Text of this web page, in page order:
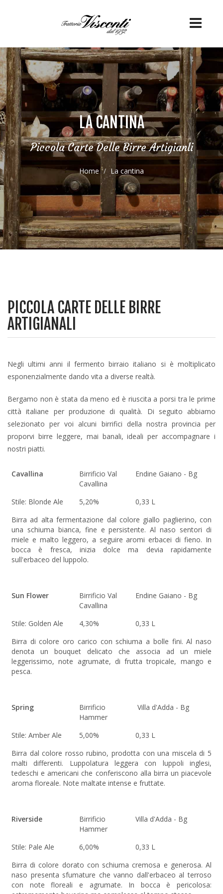
LA CANTINA
Piccola Carte Delle Birre Artigianli
Home La cantina
PICCOLA CARTE DELLE BIRRE
ARTIGIANALI
Negli ultimi anni il fermento birraio italiano si è moltiplicato
esponenzialmente dando vita a diverse realtà.
Bergamo non è stata da meno ed è riuscita a porsi tra le prime
città italiane per produzione di qualità. Di seguito abbiamo
selezionato per voi alcuni birrifici della nostra provincia per
proporvi birre leggere, mai banali, ideali per accompagnare i
nostri piatti.
Cavallina
Birrificio Val
Cavallina
Endine Gaiano - Bg
Stile: Blonde Ale 5,20%
0,33 L
Birra ad alta fermentazione dal colore giallo paglierino, con
una schiuma bianca, fine e persistente. Al naso sentori di
miele e malto leggero, a seguire aromi erbacei di fieno. In
bocca è fresca, inizia dolce ma devia rapidamente
sull'erbaceo del luppolo.
Sun Flower
Birrificio Val
Cavallina
Endine Gaiano - Bg
Stile: Golden Ale 4,30%
0,33 L
Birra di colore oro carico con schiuma a bolle fini. Al naso
denota un bouquet delicato che associa ad un miele
leggerissimo, note agrumate, di frutta tropicale, mango e
pesca.
Spring
Birrificio
Hammer
Villa d'Adda - Bg
Stile: Amber Ale 5,00%
0,33 L
Birra dal colore rosso rubino, prodotta con una miscela di 5
malti differenti. Luppolatura leggera con luppoli inglesi,
tedeschi e americani che conferiscono alla birra un piacevole
aroma floreale. Note maltate intense e fruttate.
Riverside
Birrificio
Hammer
Villa d'Adda - Bg
Stile: Pale Ale 6,00%
0,33 L
Birra di colore dorato con schiuma cremosa e generosa. Al
naso presenta sfumature che vanno dall'erbaceo al terroso
con note floreali e agrumate. In bocca è pericolosa: